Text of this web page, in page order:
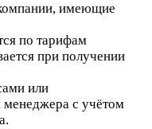
имеющие
по тарифам
при получении
или
менеджера с учётом